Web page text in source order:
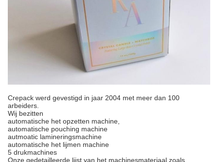
Crepack werd gevestigd in jaar 2004 met meer dan 100
arbeiders.
Wij bezitten
automatische het opzetten machine,
automatische pouching machine
autmoatic lamineringsmachine
automatische het lijmen machine
5 drukmachines
Onze gedetailleerde lijst van het machinesmateriaal zoals